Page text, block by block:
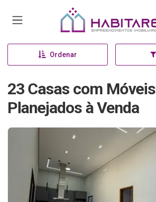
Página inicial
Ordenar
23 Casas com Móveis
Planejados à Venda